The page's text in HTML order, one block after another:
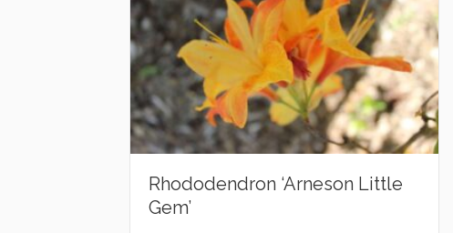
Rhododendron ‘Arneson Little
Gem’